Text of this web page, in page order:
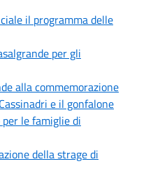
il programma delle
per gli
alla commemorazione
e il gonfalone
le famiglie di
della strage di